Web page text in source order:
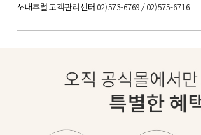
쏘내추럴 고객관리센터 02)573-6769 / 02)575-6716